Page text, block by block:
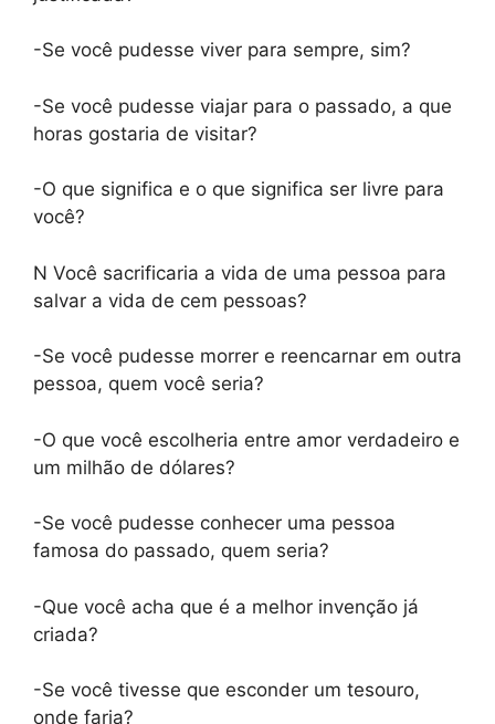
-Se você pudesse viver para sempre, sim?
-Se você pudesse viajar para o passado, a que
horas gostaria de visitar?
-O que significa e o que significa ser livre para
você?
N Você sacrificaria a vida de uma pessoa para
salvar a vida de cem pessoas?
-Se você pudesse morrer e reencarnar em outra
pessoa, quem você seria?
-O que você escolheria entre amor verdadeiro e
um milhão de dólares?
-Se você pudesse conhecer uma pessoa
famosa do passado, quem seria?
-Que você acha que é a melhor invenção já
criada?
-Se você tivesse que esconder um tesouro,
onde faria?